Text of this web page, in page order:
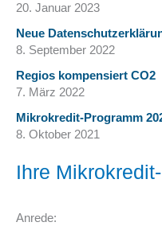
20. Januar 2023
Neue
8. September 2022
Regios kompensiert CO2
7. März 2022
Mikrokredit-Programm
8. Oktober 2021
Ihre
Anrede: